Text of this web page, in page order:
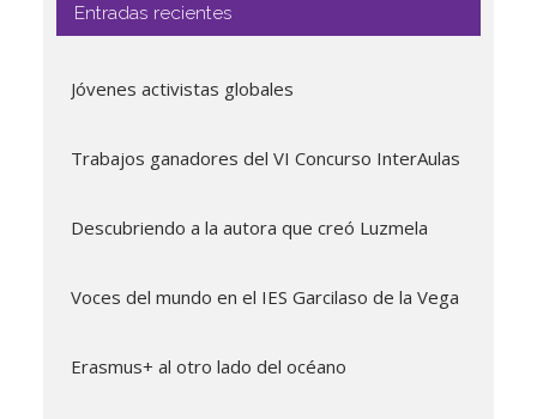
Entradas recientes
Jóvenes activistas globales
Trabajos ganadores del VI Concurso InterAulas
Descubriendo a la autora que creó Luzmela
Voces del mundo en el IES Garcilaso de la Vega
Erasmus+ al otro lado del océano